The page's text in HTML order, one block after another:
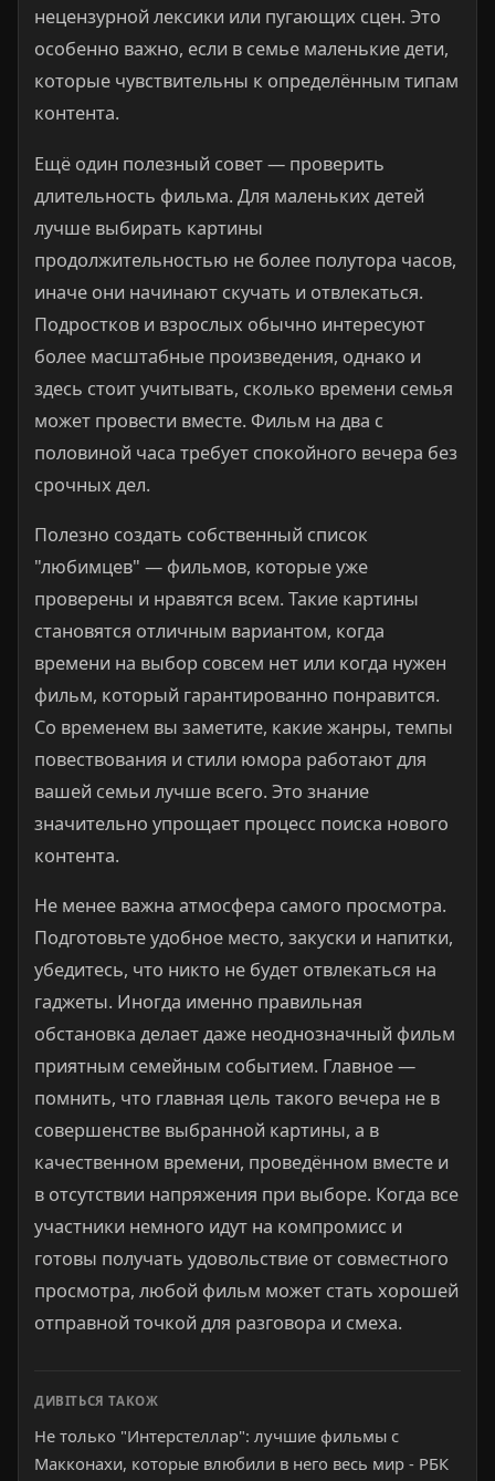
нецензурной лексики или пугающих сцен. Это
особенно важно, если в семье маленькие дети,
которые чувствительны к определённым типам
контента.
Ещё один полезный совет — проверить
длительность фильма. Для маленьких детей
лучше выбирать картины
продолжительностью не более полутора часов,
иначе они начинают скучать и отвлекаться.
Подростков и взрослых обычно интересуют
более масштабные произведения, однако и
здесь стоит учитывать, сколько времени семья
может провести вместе. Фильм на два с
половиной часа требует спокойного вечера без
срочных дел.
Полезно создать собственный список
"любимцев" — фильмов, которые уже
проверены и нравятся всем. Такие картины
становятся отличным вариантом, когда
времени на выбор совсем нет или когда нужен
фильм, который гарантированно понравится.
Со временем вы заметите, какие жанры, темпы
повествования и стили юмора работают для
вашей семьи лучше всего. Это знание
значительно упрощает процесс поиска нового
контента.
Не менее важна атмосфера самого просмотра.
Подготовьте удобное место, закуски и напитки,
убедитесь, что никто не будет отвлекаться на
гаджеты. Иногда именно правильная
обстановка делает даже неоднозначный фильм
приятным семейным событием. Главное —
помнить, что главная цель такого вечера не в
совершенстве выбранной картины, а в
качественном времени, проведённом вместе и
в отсутствии напряжения при выборе. Когда все
участники немного идут на компромисс и
готовы получать удовольствие от совместного
просмотра, любой фильм может стать хорошей
отправной точкой для разговора и смеха.
ДИВІТЬСЯ ТАКОЖ
Не только "Интерстеллар": лучшие фильмы с
Макконахи, которые влюбили в него весь мир - РБК